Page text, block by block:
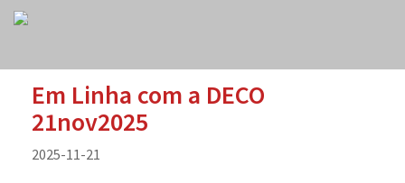
Em Linha com a DECO
21nov2025
2025-11-21